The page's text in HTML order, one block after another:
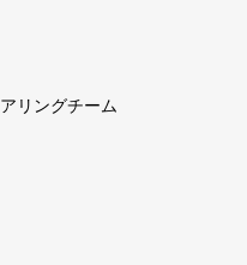
リングチーム